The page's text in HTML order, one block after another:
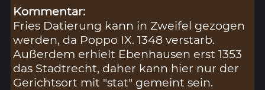
Kommentar:
Fries Datierung kann in Zweifel gezogen
werden, da Poppo IX. 1348 verstarb.
Außerdem erhielt Ebenhausen erst 1353
das Stadtrecht, daher kann hier nur der
Gerichtsort mit "stat" gemeint sein.